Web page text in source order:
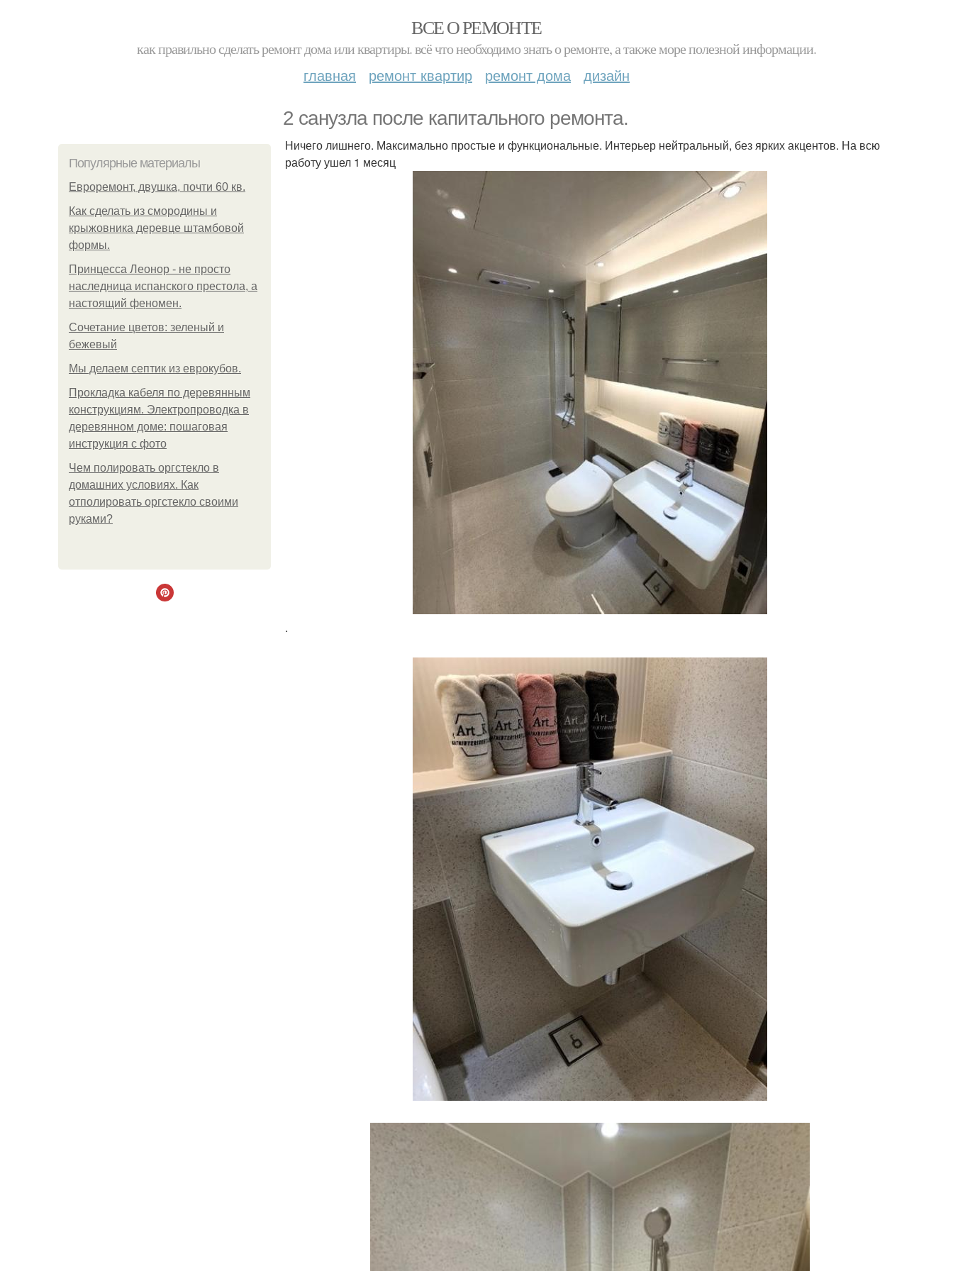
ВСЕ О РЕМОНТЕ
как правильно сделать ремонт дома или квартиры. всё что необходимо знать о ремонте, а также море полезной информации.
главная ремонт квартир ремонт дома дизайн
2 санузла после капитального ремонта.
Популярные материалы
Евроремонт, двушка, почти 60 кв.
Как сделать из смородины и
крыжовника деревце штамбовой
формы.
Принцесса Леонор - не просто
наследница испанского престола, а
настоящий феномен.
Сочетание цветов: зеленый и
бежевый
Мы делаем септик из еврокубов.
Прокладка кабеля по деревянным
конструкциям. Электропроводка в
деревянном доме: пошаговая
инструкция с фото
Чем полировать оргстекло в
домашних условиях. Как
отполировать оргстекло своими
руками?
Ничего лишнего. Максимально простые и функциональные. Интерьер нейтральный, без ярких акцентов. На всю
работу ушел 1 месяц
.